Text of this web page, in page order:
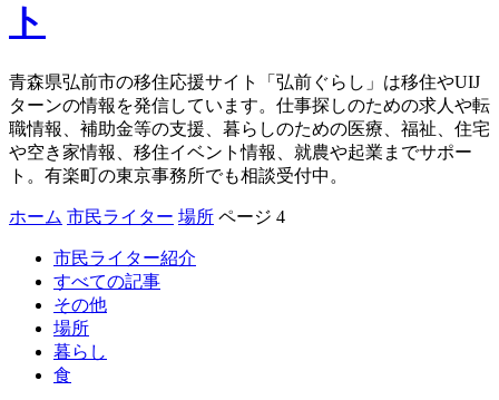
ト
青森県弘前市の移住応援サイト「弘前ぐらし」は移住やUIJ
ターンの情報を発信しています。仕事探しのための求人や転
職情報、補助金等の支援、暮らしのための医療、福祉、住宅
や空き家情報、移住イベント情報、就農や起業までサポー
ト。有楽町の東京事務所でも相談受付中。
ホーム 市民ライター 場所 ページ 4
市民ライター紹介
すべての記事
その他
場所
暮らし
食